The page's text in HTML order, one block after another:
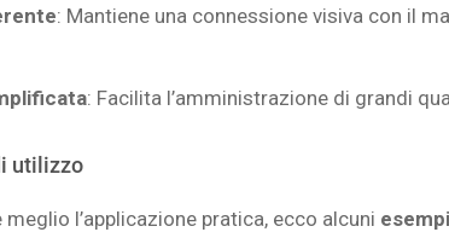
: Mantiene una connessione visiva con il
: Facilita l’amministrazione di grandi
utilizzo
l’applicazione pratica, ecco alcuni